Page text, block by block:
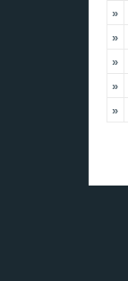
»
»
»
»
»